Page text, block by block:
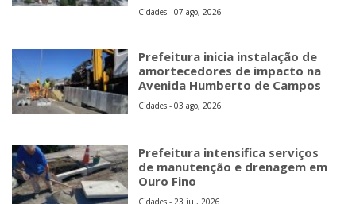
Cidades - 07 ago, 2026
Prefeitura inicia instalação de
amortecedores de impacto na
Avenida Humberto de Campos
Cidades - 03 ago, 2026
Prefeitura intensifica serviços
de manutenção e drenagem em
Ouro Fino
Cidades - 23 jul, 2026